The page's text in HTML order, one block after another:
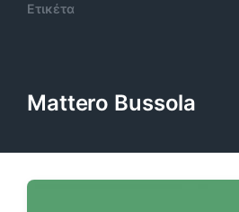
Ετικέτα
Mattero Bussola